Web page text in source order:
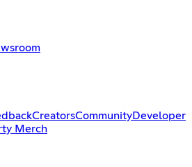
CreatorsCommunityDeveloper
Merch